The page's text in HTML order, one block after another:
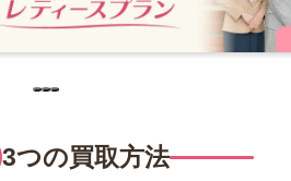
3つの買取方法